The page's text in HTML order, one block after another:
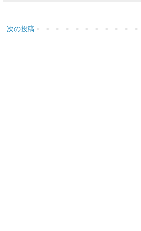
次の投稿